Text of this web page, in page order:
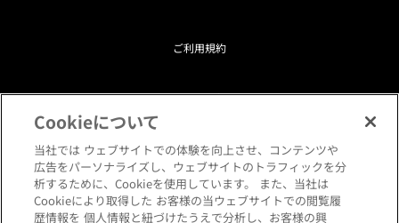
ご利用規約
プライバシーポリシー
クッキーポリシー
閲覧環境について
Cookieについて
当社では ウェブサイトでの体験を向上させ、コンテンツや
広告をパーソナライズし、ウェブサイトのトラフィックを分
析するために、Cookieを使用しています。 また、当社は
Cookieにより取得した お客様の当ウェブサイトでの閲覧履
歴情報を 個人情報と紐づけたうえで分析し、お客様の興